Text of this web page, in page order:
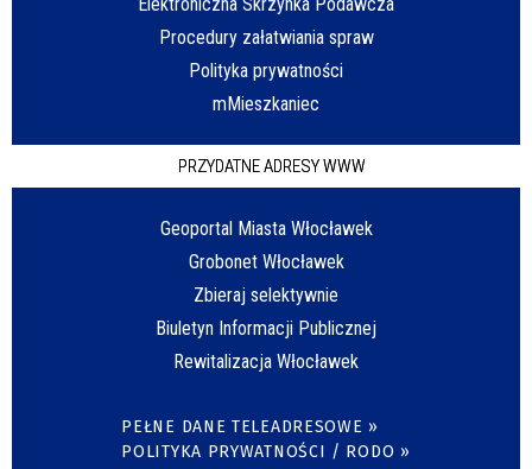
Procedury załatwiania spraw
Polityka prywatności
mMieszkaniec
PRZYDATNE ADRESY WWW
Geoportal Miasta Włocławek
Grobonet Włocławek
Zbieraj selektywnie
Biuletyn Informacji Publicznej
Rewitalizacja Włocławek
PEŁNE DANE TELEADRESOWE »
POLITYKA PRYWATNOŚCI / RODO »